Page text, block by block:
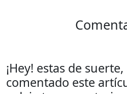
¡Hey! estas de
comentado este